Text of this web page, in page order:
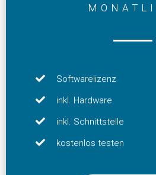
Softwarelizenz
inkl. Hardware
inkl. Schnittstelle
kostenlos testen